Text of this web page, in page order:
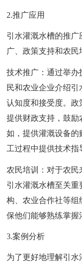
2.推广应用
引水灌溉水槽的推
广、政策支持和农民
技术推广：通过举办
民和农业企业介绍
认知度和接受度。政
提供财政支持，鼓励
如，提供灌溉设备
工过程中提供技术指
农民培训：对于农民
引水灌溉水槽至关
构、农业合作社等组
保他们能够熟练掌握
3.案例分析
为了更好地理解引